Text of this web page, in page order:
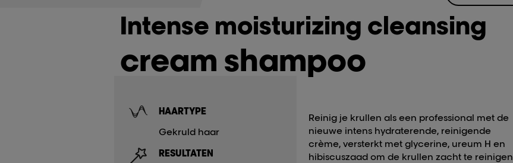
Intense moisturizing cleansing
cream shampoo
HAARTYPE
Gekruld haar
RESULTATEN
Reinig je krullen als een professional met de
nieuwe intens hydraterende, reinigende
crème, versterkt met glycerine, ureum H en
hibiscuszaad om de krullen zacht te reinigen